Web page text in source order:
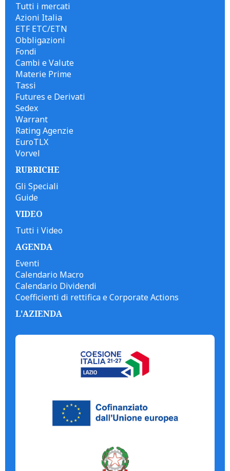
Tutti i mercati
Azioni Italia
ETF ETC/ETN
Obbligazioni
Fondi
Cambi e Valute
Materie Prime
Tassi
Futures e Derivati
Sedex
Warrant
Rating Agenzie
EuroTLX
Vorvel
RUBRICHE
Gli Speciali
Guide
VIDEO
Tutti i Video
AGENDA
Eventi
Calendario Macro
Calendario Dividendi
Coefficienti di rettifica e Corporate Actions
L'AZIENDA